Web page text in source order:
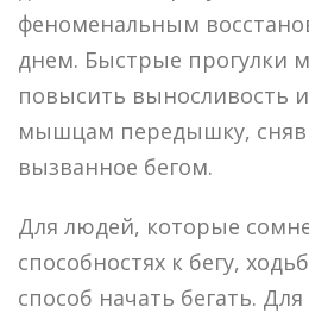
феноменальным
днем. Быстрые прогулки
повысить выносливость
мышцам передышку,
вызванное бегом.
Для людей, которые
способностях к бегу,
способ начать бегать.